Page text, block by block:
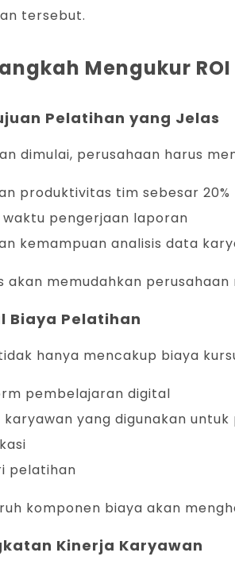
tersebut.
Mengukur
Pelatihan yang Jelas
dimulai, perusahaan harus
produktivitas tim sebesar 20%
waktu pengerjaan laporan
kemampuan analisis data
akan memudahkan
Biaya Pelatihan
hanya mencakup biaya
pembelajaran digital
karyawan yang digunakan
pelatihan
komponen biaya akan
Kinerja Karyawan